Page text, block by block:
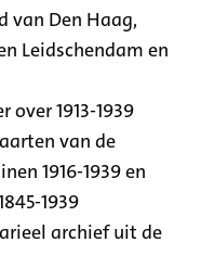
van Den Haag,
Leidschendam en
1913-1939
van de
1916-1939 en
1939
archief uit de